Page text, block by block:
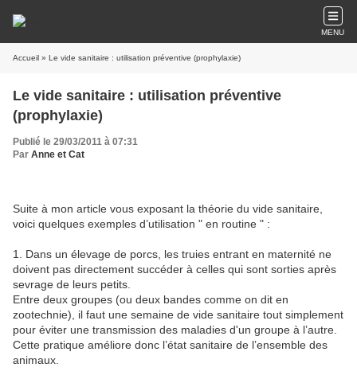
MENU
Accueil » Le vide sanitaire : utilisation préventive (prophylaxie)
Le vide sanitaire : utilisation préventive
(prophylaxie)
Publié le 29/03/2011 à 07:31
Par Anne et Cat
Suite à mon article vous exposant la théorie du vide sanitaire,
voici quelques exemples d’utilisation " en routine " :
1. Dans un élevage de porcs, les truies entrant en maternité ne
doivent pas directement succéder à celles qui sont sorties après
sevrage de leurs petits.
Entre deux groupes (ou deux bandes comme on dit en
zootechnie), il faut une semaine de vide sanitaire tout simplement
pour éviter une transmission des maladies d'un groupe à l’autre.
Cette pratique améliore donc l’état sanitaire de l’ensemble des
animaux.